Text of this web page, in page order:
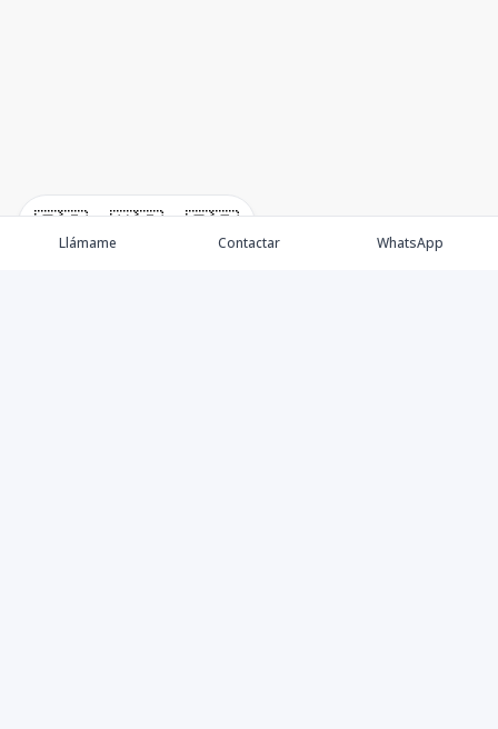
🇪🇸 🇺🇸 🇫🇷
Llámame Contactar WhatsApp